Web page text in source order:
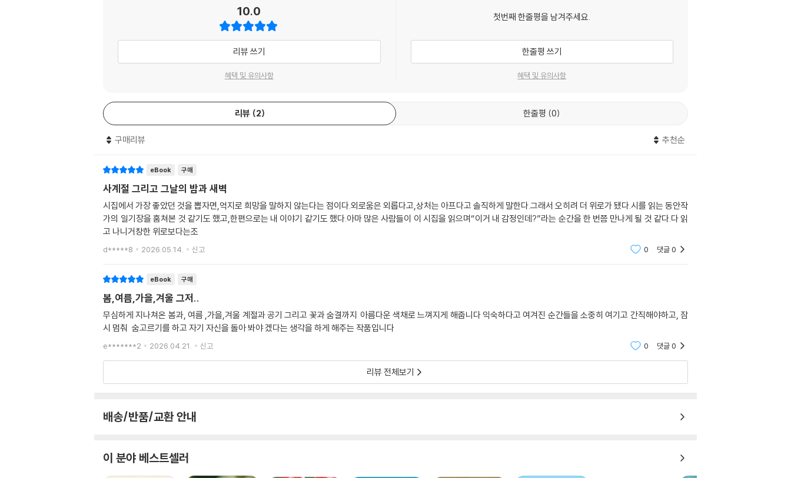
10.0
리뷰 쓰기
혜택 및 유의사항
첫번째 한줄평을 남겨주세요.
한줄평 쓰기
혜택 및 유의사항
리뷰 2 한줄평 0
구매리뷰 추천순
eBook 구매
사계절 그리고 그날의 밤과 새벽
시집에서 가장 좋았던 것을 뽑자면,억지로 희망을 말하지 않는다는 점이다.외로움은 외롭다고,상처는 아프다고 솔직하게 말한다.그래서 오히려 더 위로가 됐다.시를 읽는 동안작
가의 일기장을 훔쳐본 것 같기도 했고,한편으로는 내 이야기 같기도 했다.아마 많은 사람들이 이 시집을 읽으며“이거 내 감정인데?”라는 순간을 한 번쯤 만나게 될 것 같다.다 읽
고 나니거창한 위로보다는조
d*****8 2026.05.14. 신고 0 댓글0
eBook 구매
봄,여름,가을,겨울 그저..
무심하게 지나쳐온 봄과, 여름 ,가을,겨울 계절과 공기 그리고 꽃과 숨결까지 아름다운 색채로 느껴지게 해줍니다 익숙하다고 여겨진 순간들을 소중히 여기고 간직해야하고, 잠
시 멈춰 숨고르기를 하고 자기 자신을 돌아 봐야 겠다는 생각을 하게 해주는 작품입니다
e*******2 2026.04.21. 신고 0 댓글0
리뷰 전체보기
배송/반품/교환 안내
이 분야 베스트셀러